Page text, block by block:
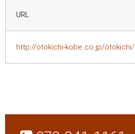
URL
http://otokichi-kobe.co.jp/otokichi/